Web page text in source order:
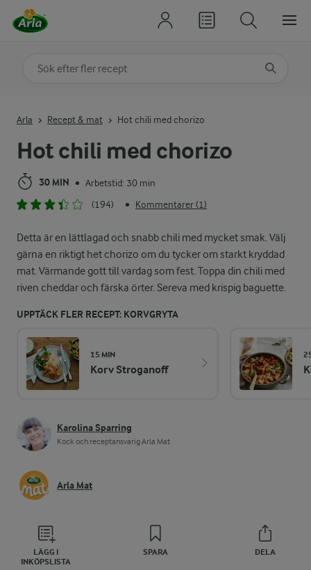
Hot chili med chorizo
30 MIN • Arbetstid: 30 min
(194)
• Kommentarer (1)
Detta är en lättlagad och snabb chili med mycket smak. Välj
gärna en riktigt het chorizo om du tycker om starkt kryddad
mat. Värmande gott till vardag som fest. Toppa din chili med
riven cheddar och färska örter. Sereva med krispig baguette.
UPPTÄCK FLER RECEPT: KORVGRYTA
15 MIN
Korv Stroganoff
Karolina Sparring
Kock och receptansvarig Arla Mat
Arla Mat
LÄGG I
INKÖPSLISTA
SPARA DELA
Arla Recept & mat Hot chili med chorizo
Sök på kategori eller ingrediens